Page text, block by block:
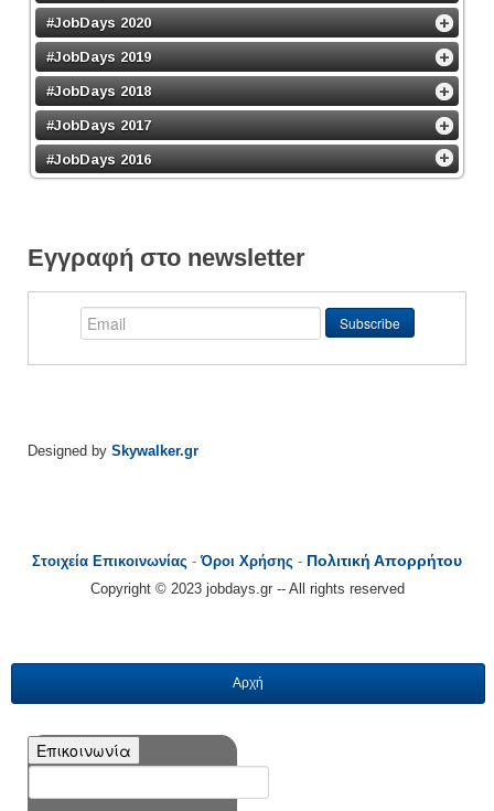
#JobDays 2020
#JobDays 2019
#JobDays 2018
#JobDays 2017
#JobDays 2016
Εγγραφή στο newsletter
Designed by Skywalker.gr
Στοιχεία Επικοινωνίας -Όροι Χρήσης - Πολιτική Απορρήτου
Copyright © 2023 jobdays.gr -- All rights reserved
Αρχή